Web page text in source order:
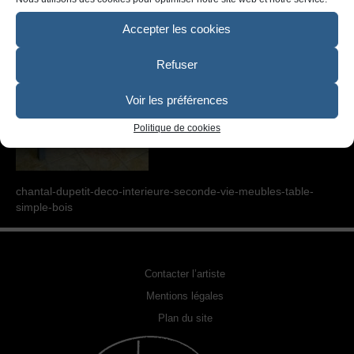
Accepter les cookies
Refuser
Voir les préférences
Politique de cookies
PHOTOGRAPHIE URBEX
RELOOKING FAUTEUILS & MEUBLES
REPRODUCTION DE PHOTO
ACQUÉRIR UNE OEUVRE
PHOTOS DE L’ARTISTE
LA PRESSE EN PARLE
chantal-dupetit-deco-interieure-seconde-vie-meubles-table-
simple-bois
Contacter l’artiste
Mentions légales
Plan du site